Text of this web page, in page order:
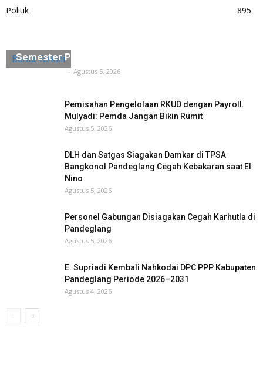
Politik
895
Berita Terkini
Semester Pertama 2026 Mencapai Target
- Agustus 5, 2026
Pemisahan Pengelolaan RKUD dengan Payroll.
Mulyadi: Pemda Jangan Bikin Rumit
Agustus 5, 2026
DLH dan Satgas Siagakan Damkar di TPSA
Bangkonol Pandeglang Cegah Kebakaran saat El
Nino
Agustus 5, 2026
Personel Gabungan Disiagakan Cegah Karhutla di
Pandeglang
Agustus 5, 2026
E. Supriadi Kembali Nahkodai DPC PPP Kabupaten
Pandeglang Periode 2026–2031
Agustus 4, 2026